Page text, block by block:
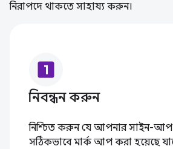
নিরাপদে থাকতে সাহায্য করুন।
looks_one
নিবন্ধন করুন
নিশ্চিত করুন যে আপনার সাইন-আপ
সঠিকভাবে মার্ক আপ করা হয়েছে